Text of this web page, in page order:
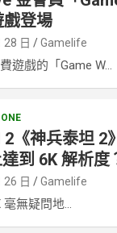
戲登場
28 日 Gamelife
遊戲的「Game W...
《神兵泰坦 2
到 6K 解析度
26 日 Gamelife
毫無疑問地...